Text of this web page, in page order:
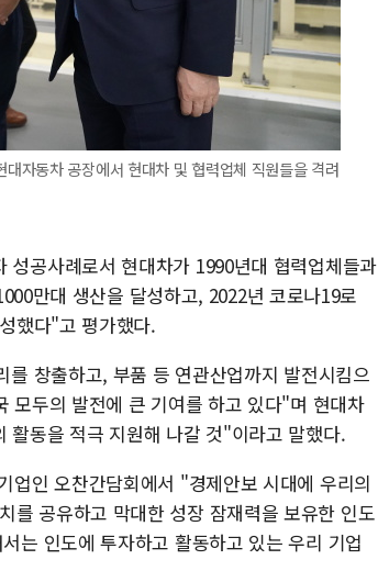
자동차 공장에서 현대차 및 협력업체 직원들을 격려
공사례로서 현대차가 1990년대 협력업체들과
만대 생산을 달성하고, 2022년 코로나19로
했다"고 평가했다.
창출하고, 부품 등 연관산업까지 발전시킴으
모두의 발전에 큰 기여를 하고 있다"며 현대차
활동을 적극 지원해 나갈 것"이라고 말했다.
업인 오찬간담회에서 "경제안보 시대에 우리의
를 공유하고 막대한 성장 잠재력을 보유한 인도
는 인도에 투자하고 활동하고 있는 우리 기업